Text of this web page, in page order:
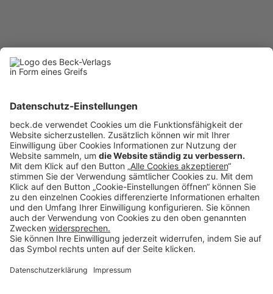
BC 6/2024
Anzeigen